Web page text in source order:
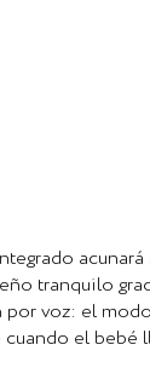
acunará
tranquilo
voz: el
el bebé